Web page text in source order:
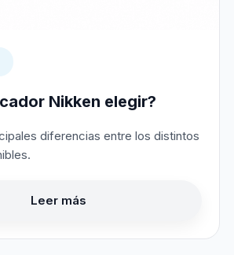
Nikken elegir?
diferencias entre los distintos
Leer más